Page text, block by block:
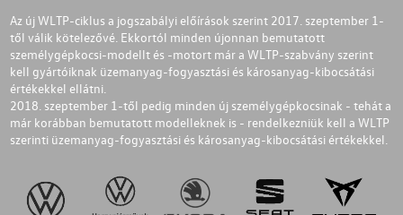
Az új WLTP-ciklus a jogszabályi előírások szerint 2017. szeptember 1-
től válik kötelezővé. Ekkortól minden újonnan bemutatott
személygépkocsi-modellt és -motort már a WLTP-szabvány szerint
kell gyártóiknak üzemanyag-fogyasztási és károsanyag-kibocsátási
értékekkel ellátni.
2018. szeptember 1-től pedig minden új személygépkocsinak - tehát a
már korábban bemutatott modelleknek is - rendelkezniük kell a WLTP
szerinti üzemanyag-fogyasztási és károsanyag-kibocsátási értékekkel.